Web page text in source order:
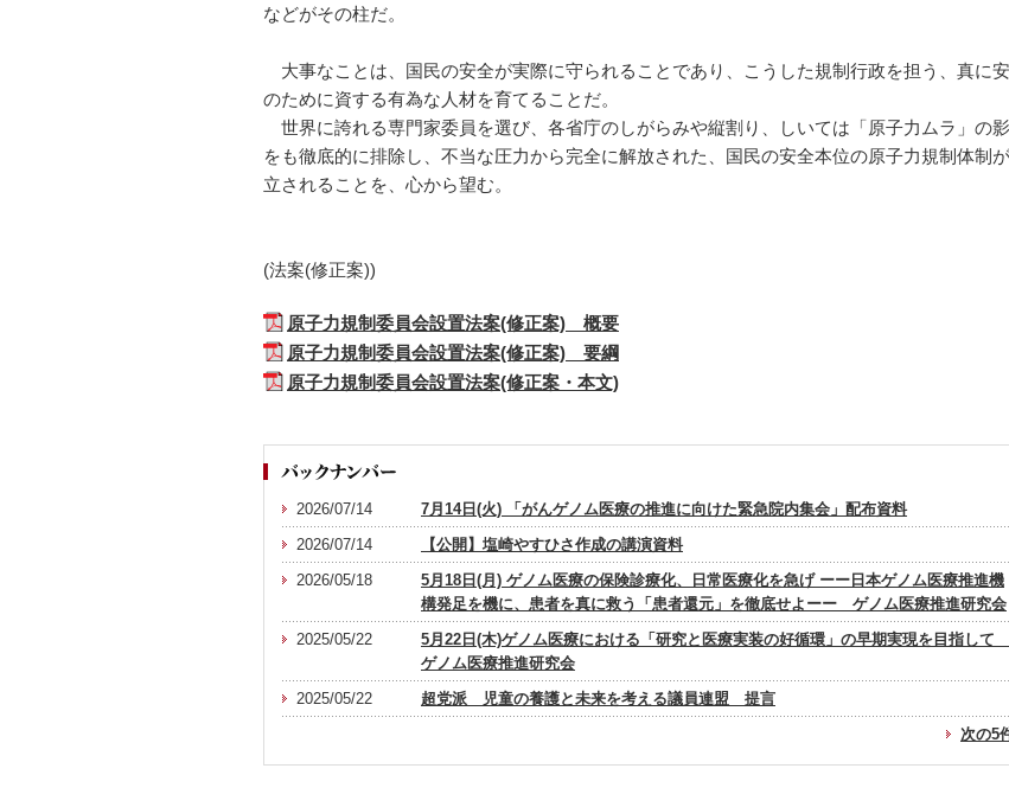
などがその柱だ。
大事なことは、国民の安全が実際に守られることであり、こうした規制行政を担う、真に
のために資する有為な人材を育てることだ。
世界に誇れる専門家委員を選び、各省庁のしがらみや縦割り、しいては「原子力ムラ」の
をも徹底的に排除し、不当な圧力から完全に解放された、国民の安全本位の原子力規制体制
立されることを、心から望む。
(法案(修正案))
原子力規制委員会設置法案(修正案) 概要
原子力規制委員会設置法案(修正案) 要綱
原子力規制委員会設置法案(修正案・本文)
2026/07/14
7月14日(火) 「がんゲノム医療の推進に向けた緊急院内集会」配布資料
2026/07/14
【公開】塩崎やすひさ作成の講演資料
2026/05/18
5月18日(月) ゲノム医療の保険診療化、日常医療化を急げ ーー日本ゲノム医療推進機
構発足を機に、患者を真に救う「患者還元」を徹底せよーー ゲノム医療推進研究会
2025/05/22
5月22日(木)ゲノム医療における「研究と医療実装の好循環」の早期実現を目指して
ゲノム医療推進研究会
2025/05/22
超党派 児童の養護と未来を考える議員連盟 提言
次の5